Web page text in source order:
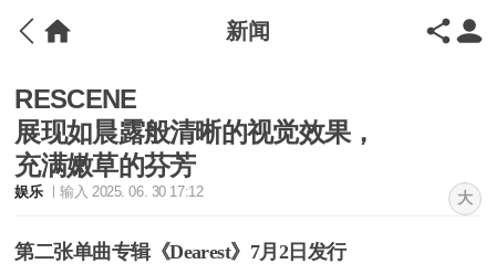
新闻
RESCENE
展现如晨露般清晰的视觉效果，
充满嫩草的芬芳
娱乐 输入 2025. 06. 30 17:12 大
第二张单曲专辑《Dearest》7月2日发行